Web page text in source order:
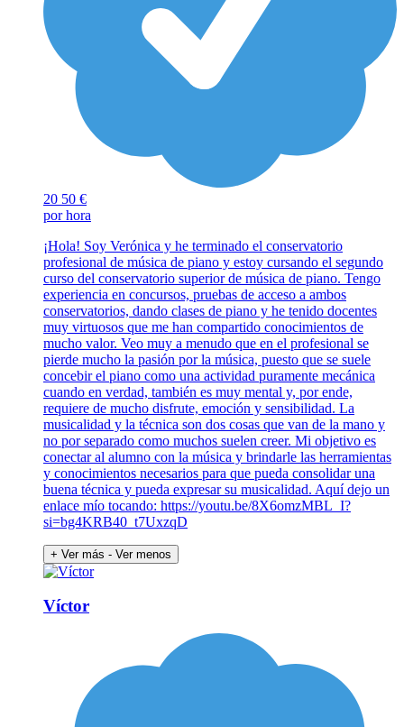
20 50 €
por hora
¡Hola! Soy Verónica y he terminado el conservatorio
profesional de música de piano y estoy cursando el segundo
curso del conservatorio superior de música de piano. Tengo
experiencia en concursos, pruebas de acceso a ambos
conservatorios, dando clases de piano y he tenido docentes
muy virtuosos que me han compartido conocimientos de
mucho valor. Veo muy a menudo que en el profesional se
pierde mucho la pasión por la música, puesto que se suele
concebir el piano como una actividad puramente mecánica
cuando en verdad, también es muy mental y, por ende,
requiere de mucho disfrute, emoción y sensibilidad. La
musicalidad y la técnica son dos cosas que van de la mano y
no por separado como muchos suelen creer. Mi objetivo es
conectar al alumno con la música y brindarle las herramientas
y conocimientos necesarios para que pueda consolidar una
buena técnica y pueda expresar su musicalidad. Aquí dejo un
enlace mío tocando: https://youtu.be/8X6omzMBL_I?
si=bg4KRB40_t7UxzqD
+ Ver más - Ver menos
Víctor